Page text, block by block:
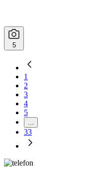
5
1
2
3
4
5
...
33